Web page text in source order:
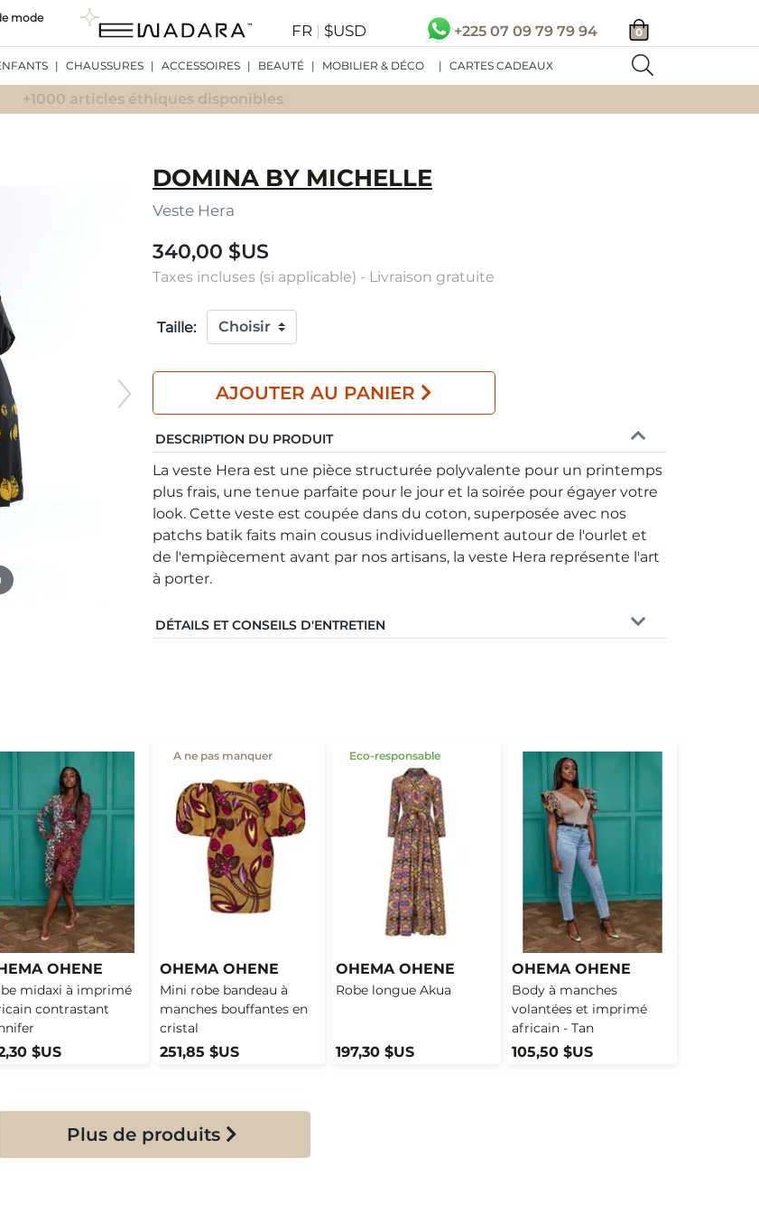
mode
FR | $USD +225 07 09 79 79 94 0
| CHAUSSURES | ACCESSOIRES | BEAUTÉ | MOBILIER & DÉCO | CARTES CADEAUX
+1000 articles éthiques disponibles
DOMINA BY MICHELLE
Veste Hera
340,00 $US
Taxes incluses (si applicable) - Livraison gratuite
Taille:
AJOUTER AU PANIER
DESCRIPTION DU PRODUIT
La veste Hera est une pièce structurée polyvalente pour un printemps
plus frais, une tenue parfaite pour le jour et la soirée pour égayer votre
look. Cette veste est coupée dans du coton, superposée avec nos
patchs batik faits main cousus individuellement autour de l'ourlet et
de l'empiècement avant par nos artisans, la veste Hera représente l'art
à porter.
DÉTAILS ET CONSEILS D'ENTRETIEN
OHENE
midaxi à imprimé
contrastant
$US
A ne pas manquer
OHEMA OHENE
Mini robe bandeau à
manches bouffantes en
cristal
251,85 $US
Eco-responsable
OHEMA OHENE
Robe longue Akua
197,30 $US
OHEMA OHENE
Body à manches
volantées et imprimé
africain - Tan
105,50 $US
Plus de produits